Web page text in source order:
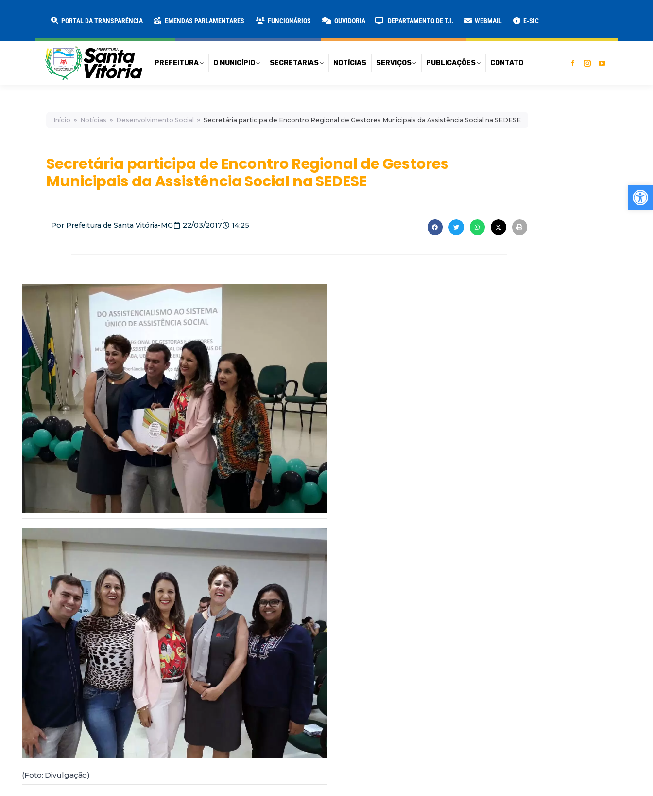
PORTAL DA TRANSPARÊNCIA EMENDAS PARLAMENTARES FUNCIONÁRIOS OUVIDORIA DEPARTAMENTO DE T.I. WEBMAIL E-SIC
PREFEITURA O MUNICÍPIO SECRETARIAS NOTÍCIAS SERVIÇOS PUBLICAÇÕES CONTATO
Início Notícias Desenvolvimento Social Secretária participa de Encontro Regional de Gestores Municipais da Assistência Social na SEDESE
Secretária participa de Encontro Regional de Gestores
Municipais da Assistência Social na SEDESE
Por Prefeitura de Santa Vitória-MG 22/03/2017 14:25
(Foto: Divulgação)